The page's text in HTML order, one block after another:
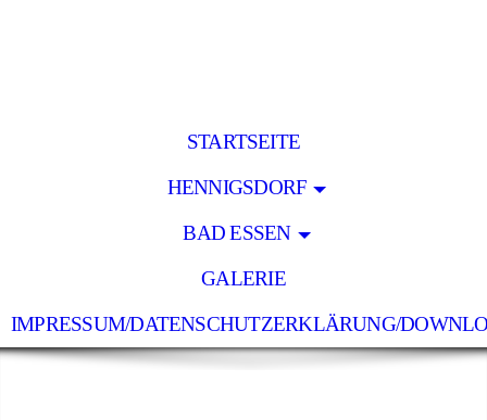
STARTSEITE
HENNIGSDORF
BAD ESSEN
GALERIE
IMPRESSUM/DATENSCHUTZERKLÄRUNG/